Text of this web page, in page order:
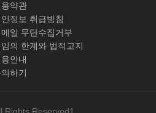
용약관
인정보 취급방침
메일 무단수집거부
임의 한계와 법적고지
안내
하기